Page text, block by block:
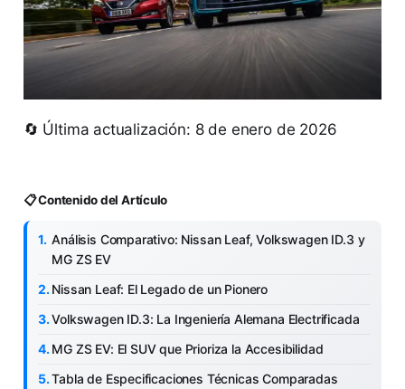
🔄 Última actualización: 8 de enero de 2026
📋 Contenido del Artículo
Análisis Comparativo: Nissan Leaf, Volkswagen ID.3 y
MG ZS EV
Nissan Leaf: El Legado de un Pionero
Volkswagen ID.3: La Ingeniería Alemana Electrificada
MG ZS EV: El SUV que Prioriza la Accesibilidad
Tabla de Especificaciones Técnicas Comparadas